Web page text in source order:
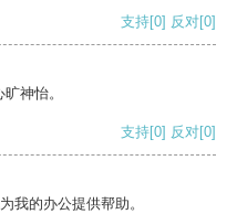
支持[0] 反对[0]
神怡。
支持[0] 反对[0]
我的办公提供帮助。